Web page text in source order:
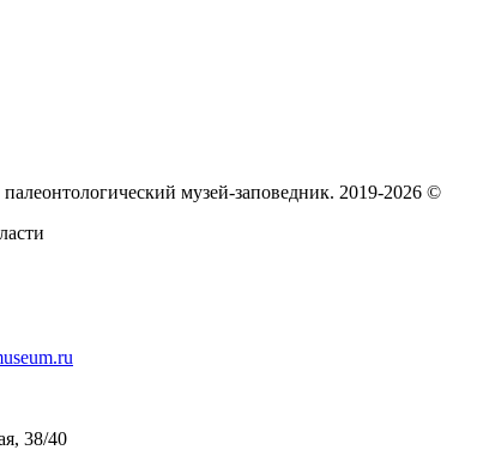
музей‑заповедник. 2019-2026 ©
38/40